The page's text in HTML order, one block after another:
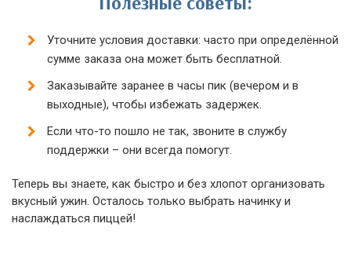
Уточните условия доставки: часто при определённой
сумме заказа она может быть бесплатной.
Заказывайте заранее в часы пик (вечером и в
выходные), чтобы избежать задержек.
Если что-то пошло не так, звоните в службу
поддержки – они всегда помогут.
Теперь вы знаете, как быстро и без хлопот организовать
вкусный ужин. Осталось только выбрать начинку и
наслаждаться пиццей!